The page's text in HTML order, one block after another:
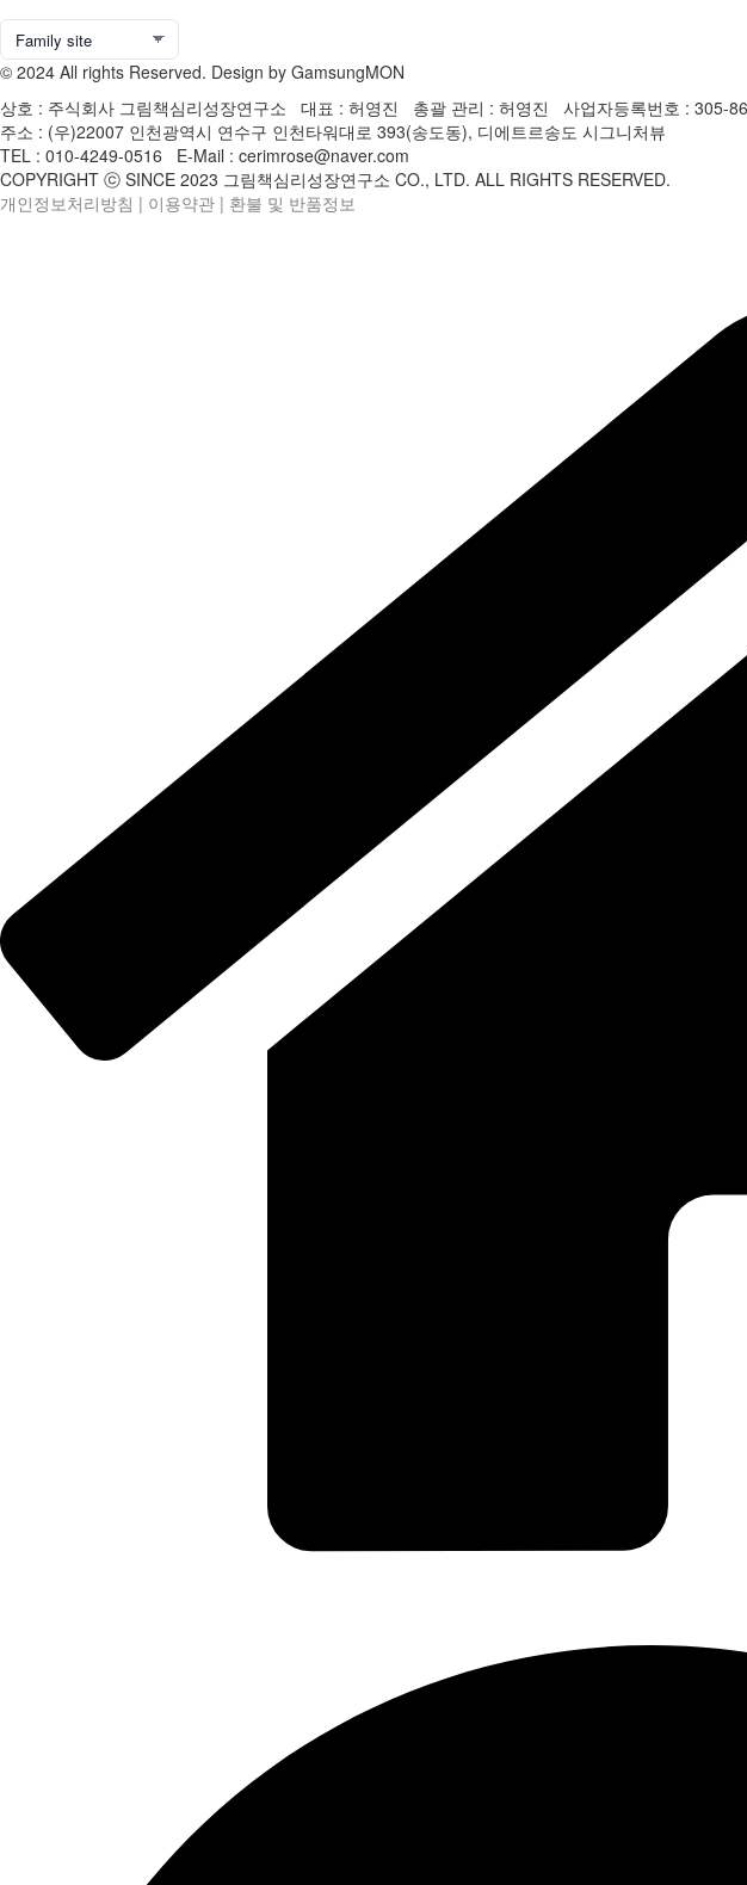
© 2024 All rights Reserved. Design by GamsungMON
상호 : 주식회사 그림책심리성장연구소 대표 : 허영진 총괄 관리 : 허영진 사업자등록번호 : 305-
주소 : (우)22007 인천광역시 연수구 인천타워대로 393(송도동), 디에트르송도 시그니처뷰
TEL : 010-4249-0516 E-Mail : cerimrose@naver.com
COPYRIGHT ⓒ SINCE 2023 그림책심리성장연구소 CO., LTD. ALL RIGHTS RESERVED.
개인정보처리방침 | 이용약관 | 환불 및 반품정보